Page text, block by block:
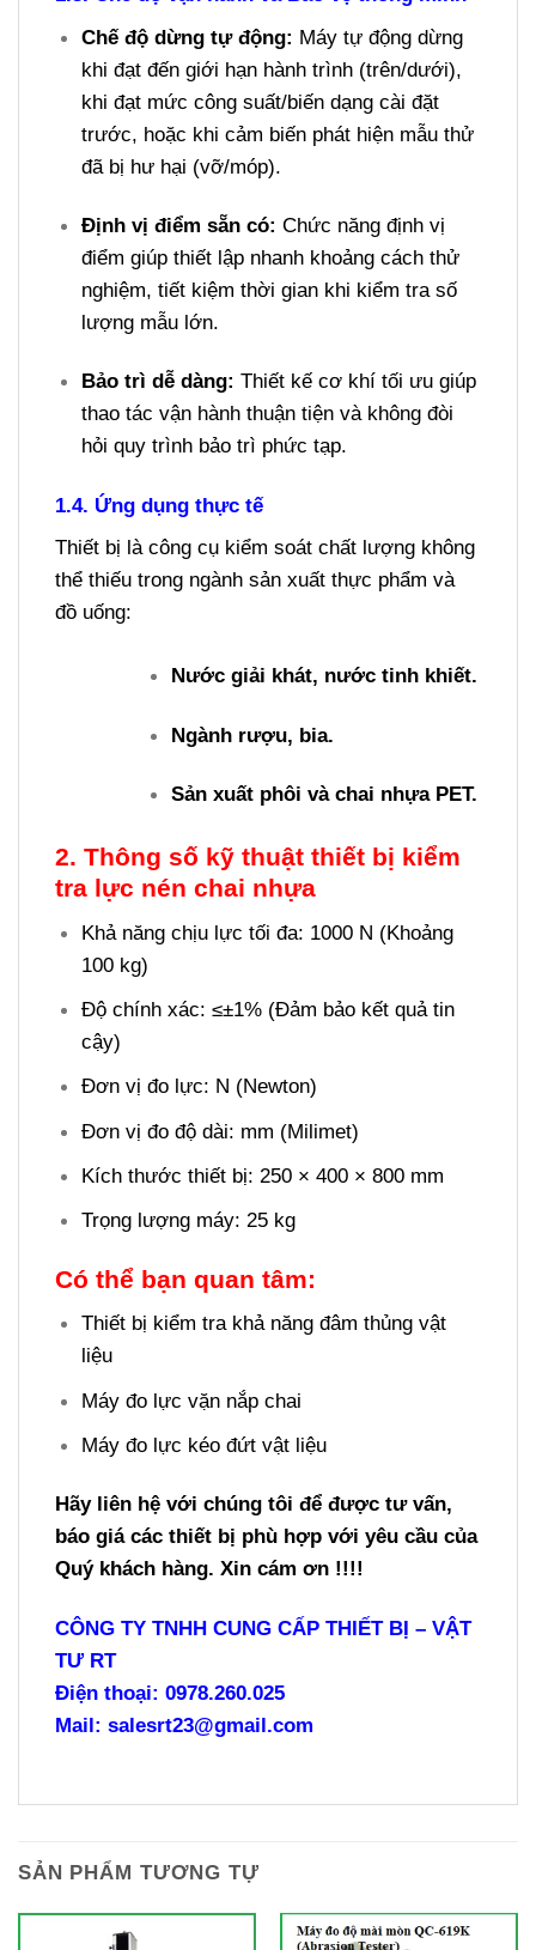
Chế độ dừng tự động: Máy tự động dừng
khi đạt đến giới hạn hành trình (trên/dưới),
khi đạt mức công suất/biến dạng cài đặt
trước, hoặc khi cảm biến phát hiện mẫu thử
đã bị hư hại (vỡ/móp).
Định vị điểm sẵn có: Chức năng định vị
điểm giúp thiết lập nhanh khoảng cách thử
nghiệm, tiết kiệm thời gian khi kiểm tra số
lượng mẫu lớn.
Bảo trì dễ dàng: Thiết kế cơ khí tối ưu giúp
thao tác vận hành thuận tiện và không đòi
hỏi quy trình bảo trì phức tạp.
1.4. Ứng dụng thực tế
Thiết bị là công cụ kiểm soát chất lượng không
thể thiếu trong ngành sản xuất thực phẩm và
đồ uống:
Nước giải khát, nước tinh khiết.
Ngành rượu, bia.
Sản xuất phôi và chai nhựa PET.
2. Thông số kỹ thuật thiết bị kiểm
tra lực nén chai nhựa
Khả năng chịu lực tối đa: 1000 N (Khoảng
100 kg)
Độ chính xác: ≤±1% (Đảm bảo kết quả tin
cậy)
Đơn vị đo lực: N (Newton)
Đơn vị đo độ dài: mm (Milimet)
Kích thước thiết bị: 250 × 400 × 800 mm
Trọng lượng máy: 25 kg
Có thể bạn quan tâm:
Thiết bị kiểm tra khả năng đâm thủng vật
liệu
Máy đo lực vặn nắp chai
Máy đo lực kéo đứt vật liệu
Hãy liên hệ với chúng tôi để được tư vấn,
báo giá các thiết bị phù hợp với yêu cầu của
Quý khách hàng. Xin cám ơn !!!!
CÔNG TY TNHH CUNG CẤP THIẾT BỊ – VẬT
TƯ RT
Điện thoại: 0978.260.025
Mail: salesrt23@gmail.com
SẢN PHẨM TƯƠNG TỰ